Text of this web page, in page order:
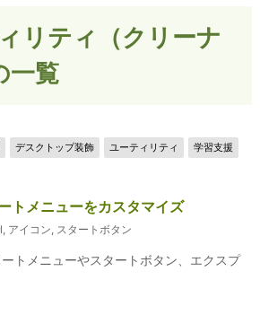
リティ（クリーナ
一覧
デスクトップ装飾 ユーティリティ 学習支援
トメニューをカスタマイズ
, アイコン, スタートボタン
トメニューやスタートボタン、エクスプ